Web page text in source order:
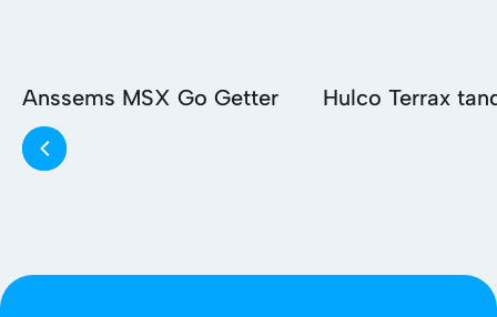
Anssems MSX Go Getter Hulco Terrax